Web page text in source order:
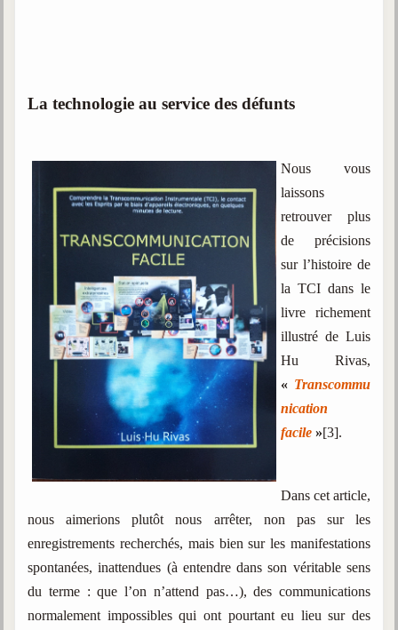
La technologie au service des défunts
Nous vous
laissons
retrouver plus
de précisions
sur l’histoire de
la TCI dans le
livre richement
illustré de Luis
Hu Rivas,
« Transcommu
nication
facile »[3].
Dans cet article,
nous aimerions plutôt nous arrêter, non pas sur les
enregistrements recherchés, mais bien sur les manifestations
spontanées, inattendues (à entendre dans son véritable sens
du terme : que l’on n’attend pas…), des communications
normalement impossibles qui ont pourtant eu lieu sur des